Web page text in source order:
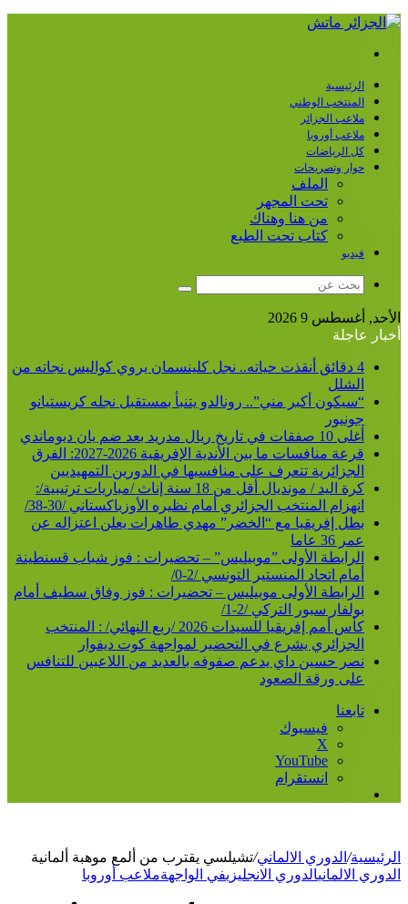
الرئيسية
المنتخب الوطني
ملاعب الجزائر
ملاعب أوروبا
كل الرياضات
حوار وتصريحات
الملف
تحت المجهر
من هنا وهناك
كتاب تحت الطبع
فيديو
بحث
الأحد, أغسطس 9 2026
أخبار عاجلة
4 دقائق أنقذت حياته.. نجل كلينسمان يروي كواليس نجاته من
الشلل
“سيكون أكبر مني”.. رونالدو يتنبأ بمستقبل نجله كريستيانو
جونيور
أغلى 10 صفقات في تاريخ ريال مدريد بعد ضم يان ديوماندي
قرعة منافسات ما بين الأندية الإفريقية 2026-2027: الفرق
الجزائرية تتعرف على منافسيها في الدورين التمهيديين
كرة اليد / مونديال أقل من 18 سنة إناث /مباريات ترتيبية/:
انهزام المنتخب الجزائري أمام نظيره الأوزباكستاني /30-38/
بطل إفريقيا مع “الخضر” مهدي طاهرات يعلن اعتزاله عن
عمر 36 عاما
الرابطة الأولى ”موبيليس” – تحضيرات : فوز شباب قسنطينة
أمام اتحاد المنستير التونسي /2-0/
الرابطة الأولى موبيليس – تحضيرات : فوز وفاق سطيف أمام
بولفار سبور التركي /2-1/
كأس أمم إفريقيا للسيدات 2026 /ربع النهائي/ : المنتخب
الجزائري يشرع في التحضير لمواجهة كوت ديفوار
نصر حسين داي يدعم صفوفه بالعديد من اللاعبين للتنافس
على ورقة الصعود
تابعنا
فيسبوك
‫X
‫YouTube
انستقرام
الرئيسية/ الدوري الالماني/تشيلسي يقترب من ألمع موهبة ألمانية
الدوري الالمانيالدوري الانجليزيفي الواجهةملاعب أوروبا